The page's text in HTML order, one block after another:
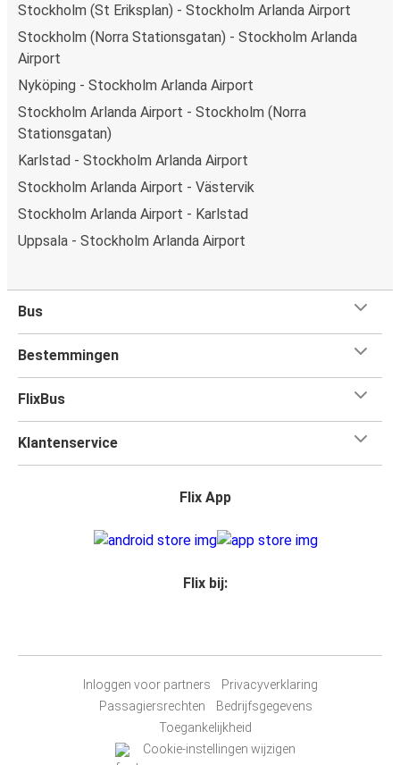
Stockholm (St Eriksplan) - Stockholm Arlanda Airport
Stockholm (Norra Stationsgatan) - Stockholm Arlanda
Airport
Nyköping - Stockholm Arlanda Airport
Stockholm Arlanda Airport - Stockholm (Norra
Stationsgatan)
Karlstad - Stockholm Arlanda Airport
Stockholm Arlanda Airport - Västervik
Stockholm Arlanda Airport - Karlstad
Uppsala - Stockholm Arlanda Airport
Bus
Bestemmingen
FlixBus
Klantenservice
Flix App
Flix bij:
Inloggen voor partners
Privacyverklaring
Passagiersrechten
Bedrijfsgegevens
Toegankelijkheid
Cookie-instellingen wijzigen